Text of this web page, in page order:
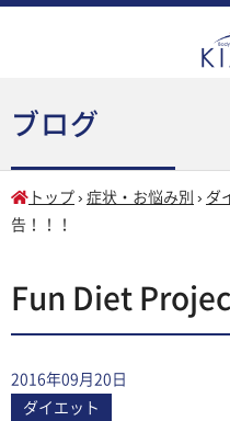
ブログ
トップ › 症状・お悩み別 › ダ
告！！！
Fun Diet
2016年09月20日
ダイエット